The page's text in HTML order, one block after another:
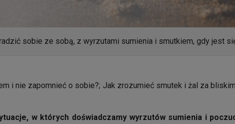
sobie ze sobą, z wyrzutami sumienia i smutkiem, gdy jest
i nie zapomnieć o sobie?; Jak zrozumieć smutek i żal za
w których doświadczamy wyrzutów sumienia i